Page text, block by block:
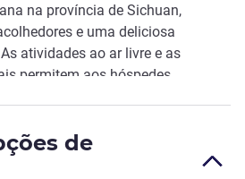
na província de Sichuan,
e uma deliciosa
atividades ao ar livre e as
permitem aos hóspedes
de